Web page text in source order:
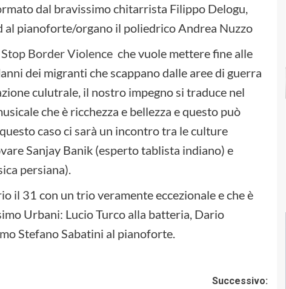
dal bravissimo chitarrista Filippo Delogu,
al pianoforte/organo il poliedrico Andrea Nuzzo
Stop Border Violence che vuole mettere fine alle
dei migranti che scappano dalle aree di guerra
culutrale, il nostro impegno si traduce nel
che è ricchezza e bellezza e questo può
caso ci sarà un incontro tra le culture
Sanjay Banik (esperto tablista indiano) e
persiana).
il 31 con un trio veramente eccezionale e che è
Urbani: Lucio Turco alla batteria, Dario
Stefano Sabatini al pianoforte.
Successivo: